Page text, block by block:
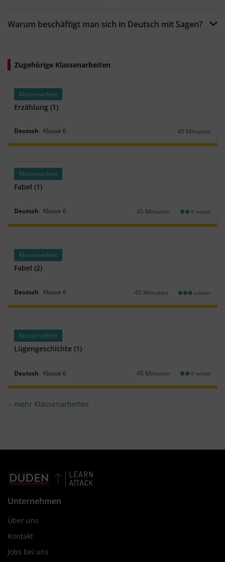
Warum beschäftigt man sich in Deutsch mit Sagen?
Zugehörige Klassenarbeiten
Klassenarbeit
Erzählung (1)
Deutsch Klasse 6
Dauer:
45 Minuten
Klassenarbeit
Fabel (1)
Deutsch Klasse 6
Dauer:
45 Minuten mittel
Klassenarbeit
Fabel (2)
Deutsch Klasse 6
Dauer:
45 Minuten schwer
Klassenarbeit
Lügengeschichte (1)
Deutsch Klasse 6
Dauer:
45 Minuten mittel
mehr Klassenarbeiten
Unternehmen
Über uns
Kontakt
Jobs bei uns